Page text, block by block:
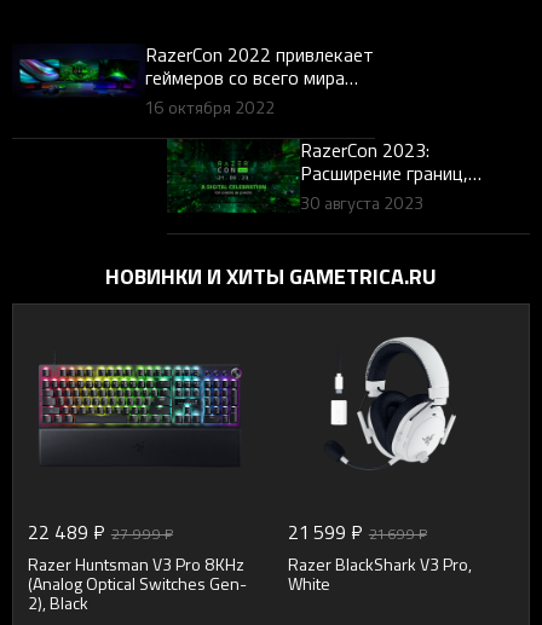
RazerCon 2022 привлекает
геймеров со всего мира
анонсами новых
продуктов и подарками
16 октября 2022
RazerCon 2023:
Расширение границ,
демонстрация инноваций
и поддержка игрового
сообщества
30 августа 2023
НОВИНКИ И ХИТЫ GAMETRICA.RU
22 489 ₽ 27 999 ₽
Razer Huntsman V3 Pro 8KHz
(Analog Optical Switches Gen-
2), Black
21 599 ₽ 21 699 ₽
Razer BlackShark V3 Pro,
White